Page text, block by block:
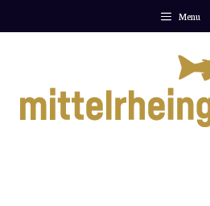
Menu